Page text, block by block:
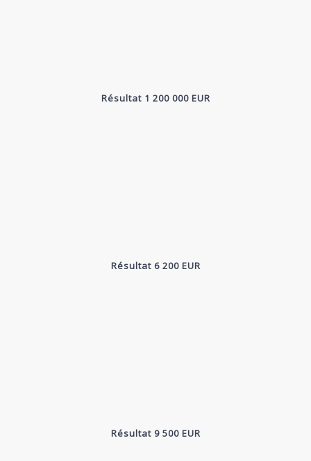
Résultat 1 200 000 EUR
Résultat 6 200 EUR
Résultat 9 500 EUR